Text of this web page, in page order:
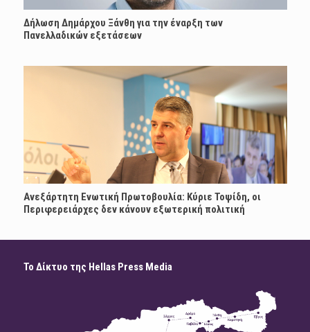
Δήλωση Δημάρχου Ξάνθη για την έναρξη των
Πανελλαδικών εξετάσεων
Ανεξάρτητη Ενωτική Πρωτοβουλία: Κύριε Τοψίδη, οι
Περιφερειάρχες δεν κάνουν εξωτερική πολιτική
Το Δίκτυο της Hellas Press Media